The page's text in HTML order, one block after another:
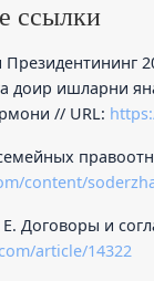
ссылки
Президентининг
доир ишларни
// URL:
content/
Договоры и
article/14322